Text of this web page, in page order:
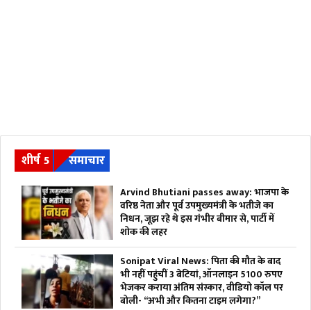
शीर्ष 5 समाचार
Arvind Bhutiani passes away: भाजपा के
वरिष्ठ नेता और पूर्व उपमुख्यमंत्री के भतीजे का
निधन, जूझ रहे थे इस गंभीर बीमार से, पार्टी में
शोक की लहर
Sonipat Viral News: पिता की मौत के बाद
भी नहीं पहुंचीं 3 बेटियां, ऑनलाइन 5100 रुपए
भेजकर कराया अंतिम संस्कार, वीडियो कॉल पर
बोली- “अभी और कितना टाइम लगेगा?”